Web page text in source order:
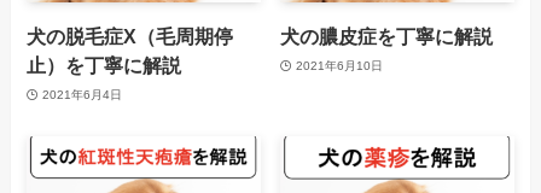
犬の脱毛症X（毛周期停
止）を丁寧に解説
2021年6月4日
犬の膿皮症を丁寧に解説
2021年6月10日